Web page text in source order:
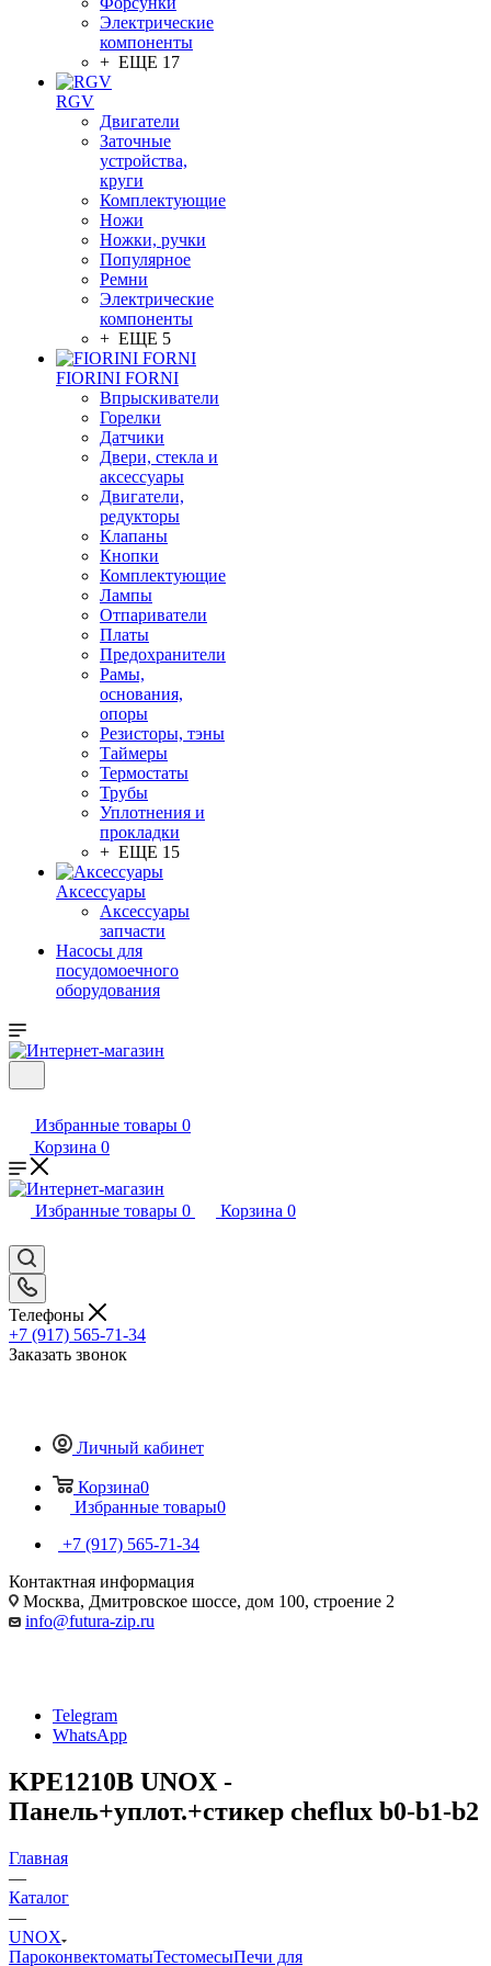
Электрические
компоненты
+ ЕЩЕ 17
RGV
Двигатели
Заточные
устройства,
круги
Комплектующие
Ножи
Ножки, ручки
Популярное
Ремни
Электрические
компоненты
+ ЕЩЕ 5
FIORINI FORNI
Впрыскиватели
Горелки
Датчики
Двери, стекла и
аксессуары
Двигатели,
редукторы
Клапаны
Кнопки
Комплектующие
Лампы
Отпариватели
Платы
Предохранители
Рамы,
основания,
опоры
Резисторы, тэны
Таймеры
Термостаты
Трубы
Уплотнения и
прокладки
+ ЕЩЕ 15
Аксессуары
Аксессуары
запчасти
Насосы для
посудомоечного
оборудования
Избранные товары 0
Корзина 0
Избранные товары 0 Корзина 0
Телефоны
+7 (917) 565-71-34
Заказать звонок
Личный кабинет
Корзина0
Избранные товары0
+7 (917) 565-71-34
Контактная информация
Москва, Дмитровское шоссе, дом 100, строение 2
info@futura-zip.ru
Telegram
WhatsApp
KPE1210B UNOX -
Панель+уплот.+стикер cheflux b0-b1-b2
Главная
—
Каталог
—
UNOX
ПароконвектоматыТестомесыПечи для